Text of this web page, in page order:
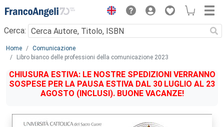
Menu
Cerca:
Main content
Home
Comunicazione
Libro bianco delle professioni della comunicazione 2023
CHIUSURA ESTIVA: LE NOSTRE SPEDIZIONI VERRANNO
SOSPESE PER LA PAUSA ESTIVA DAL 30 LUGLIO AL 23
AGOSTO (INCLUSI). BUONE VACANZE!